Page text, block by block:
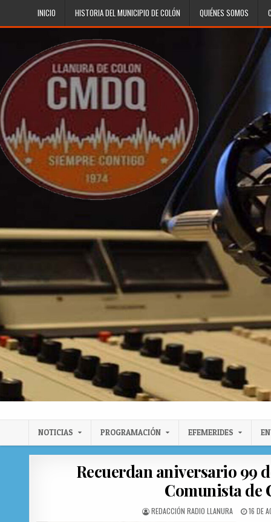
INICIO HISTORIA DEL MUNICIPIO DE COLÓN QUIÉNES SOMOS
Radio Llanura de Colón
NOTICIAS PROGRAMACIÓN EFEMERIDES
Recuerdan aniversario 99
Comunista de
AUTHOR:
REDACCIÓN RADIO LLANURA 16 DE